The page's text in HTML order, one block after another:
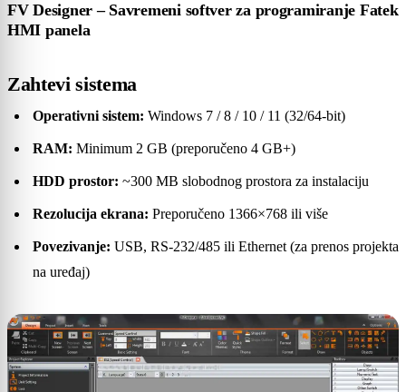
FV Designer – Savremeni softver za programiranje Fatek
HMI panela
Zahtevi sistema
Operativni sistem: Windows 7 / 8 / 10 / 11 (32/64-bit)
RAM: Minimum 2 GB (preporučeno 4 GB+)
HDD prostor: ~300 MB slobodnog prostora za instalaciju
Rezolucija ekrana: Preporučeno 1366×768 ili više
Povezivanje: USB, RS-232/485 ili Ethernet (za prenos projekta
na uređaj)